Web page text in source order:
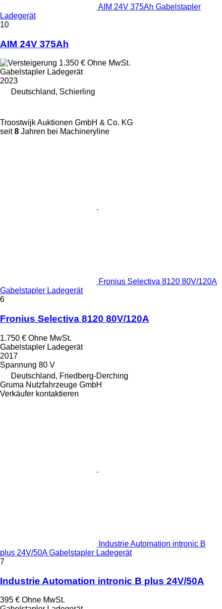
AIM 24V 375Ah Gabelstapler
Ladegerät
10
AIM 24V 375Ah
1.350 € Ohne MwSt.
Gabelstapler Ladegerät
2023
Deutschland, Schierling
Troostwijk Auktionen GmbH & Co. KG
seit8 Jahren bei Machineryline
Fronius Selectiva 8120 80V/120A
Gabelstapler Ladegerät
6
Fronius Selectiva 8120 80V/120A
1.750 € Ohne MwSt.
Gabelstapler Ladegerät
2017
Spannung 80 V
Deutschland, Friedberg-Derching
Gruma Nutzfahrzeuge GmbH
Verkäufer kontaktieren
Industrie Automation intronic B
plus 24V/50A Gabelstapler Ladegerät
7
Industrie Automation intronic B plus 24V/50A
395 € Ohne MwSt.